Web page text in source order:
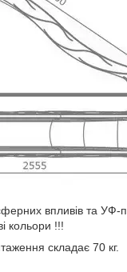
впливів та
кольори !!!
складає 70 кг.